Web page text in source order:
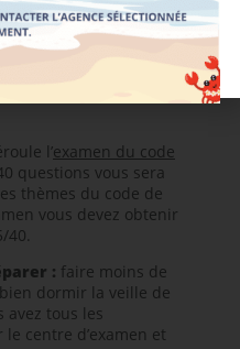
POUR LE
l’examen du code
questions vous sera
thèmes du code de
vous devez obtenir
40.
: faire moins de
dormir la veille de
avez tous les
centre d’examen et